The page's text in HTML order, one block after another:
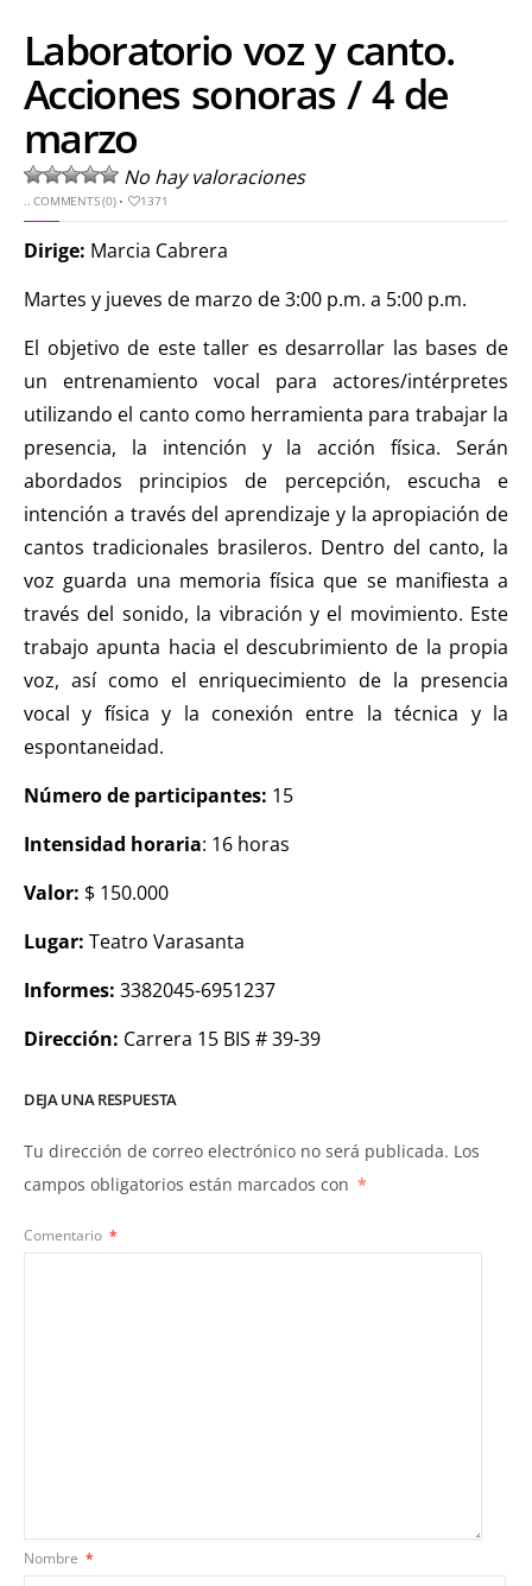
Laboratorio voz y canto.
Acciones sonoras / 4 de
marzo
No hay valoraciones
..COMMENTS (0)• 1371
Dirige: Marcia Cabrera
Martes y jueves de marzo de 3:00 p.m. a 5:00 p.m.
El objetivo de este taller es desarrollar las bases de
un entrenamiento vocal para actores/intérpretes
utilizando el canto como herramienta para trabajar la
presencia, la intención y la acción física. Serán
abordados principios de percepción, escucha e
intención a través del aprendizaje y la apropiación de
cantos tradicionales brasileros. Dentro del canto, la
voz guarda una memoria física que se manifiesta a
través del sonido, la vibración y el movimiento. Este
trabajo apunta hacia el descubrimiento de la propia
voz, así como el enriquecimiento de la presencia
vocal y física y la conexión entre la técnica y la
espontaneidad.
Número de participantes: 15
Intensidad horaria: 16 horas
Valor: $ 150.000
Lugar: Teatro Varasanta
Informes: 3382045-6951237
Dirección: Carrera 15 BIS # 39-39
DEJA UNA RESPUESTA
Tu dirección de correo electrónico no será publicada. Los
campos obligatorios están marcados con *
Comentario *
Nombre *